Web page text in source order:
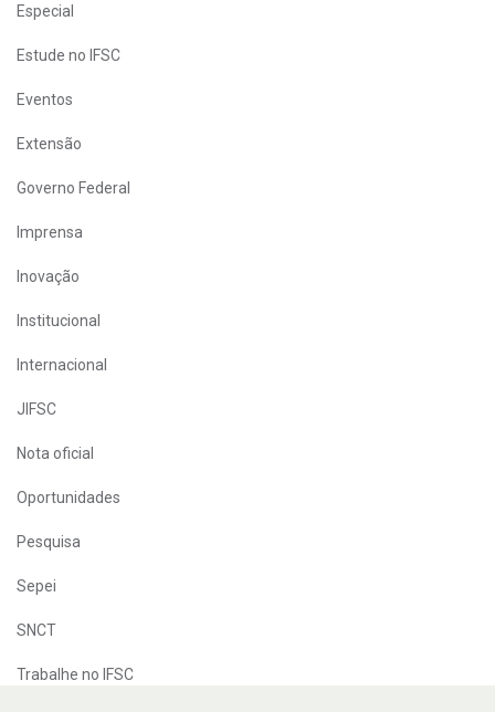
Especial
Estude no IFSC
Eventos
Extensão
Governo Federal
Imprensa
Inovação
Institucional
Internacional
JIFSC
Nota oficial
Oportunidades
Pesquisa
Sepei
SNCT
Trabalhe no IFSC